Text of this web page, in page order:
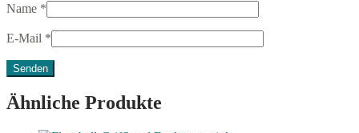
Name *
E-Mail *
Ähnliche Produkte